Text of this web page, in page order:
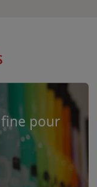
pour